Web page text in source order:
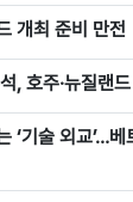
개최 준비 만전
, 호주·뉴질랜
‘기술 외교’…